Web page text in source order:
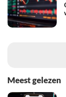
Meest gelezen